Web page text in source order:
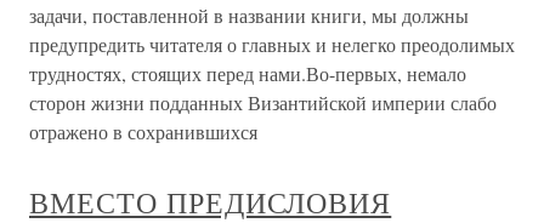
задачи, поставленной в названии книги, мы должны
предупредить читателя о главных и нелегко преодолимых
трудностях, стоящих перед нами.Во-первых, немало
сторон жизни подданных Византийской империи слабо
отражено в сохранившихся
ВМЕСТО ПРЕДИСЛОВИЯ